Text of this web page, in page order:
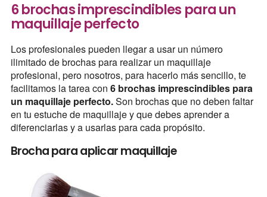
6 brochas imprescindibles para un
maquillaje perfecto
Los profesionales pueden llegar a usar un número
ilimitado de brochas para realizar un maquillaje
profesional, pero nosotros, para hacerlo más sencillo, te
facilitamos la tarea con 6 brochas imprescindibles para
un maquillaje perfecto.Son brochas que no deben faltar
en tu estuche de maquillaje y que debes aprender a
diferenciarlas y a usarlas para cada propósito.
Brocha para aplicar maquillaje